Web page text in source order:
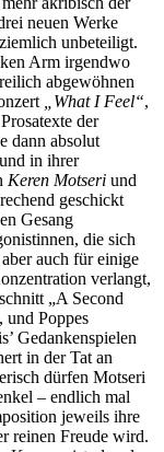
neuen Werke
unbeteiligt.
Arm irgendwo
abgewöhnen
„What I Feel“,
der
dann absolut
in ihrer
Keren Motseri und
geschickt
Gesang
die sich
auch für einige
verlangt,
„A Second
und Poppes
Gedankenspielen
in der Tat an
dürfen Motseri
‒ endlich mal
jeweils ihre
reinen Freude wird.